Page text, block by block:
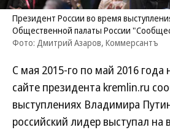
Президент России во время
Общественной палаты России
Фото: Дмитрий Азаров, Коммерсантъ
С мая 2015-го по май 2016
сайте президента kremlin.ru
выступлениях Владимира
российский лидер выступал на